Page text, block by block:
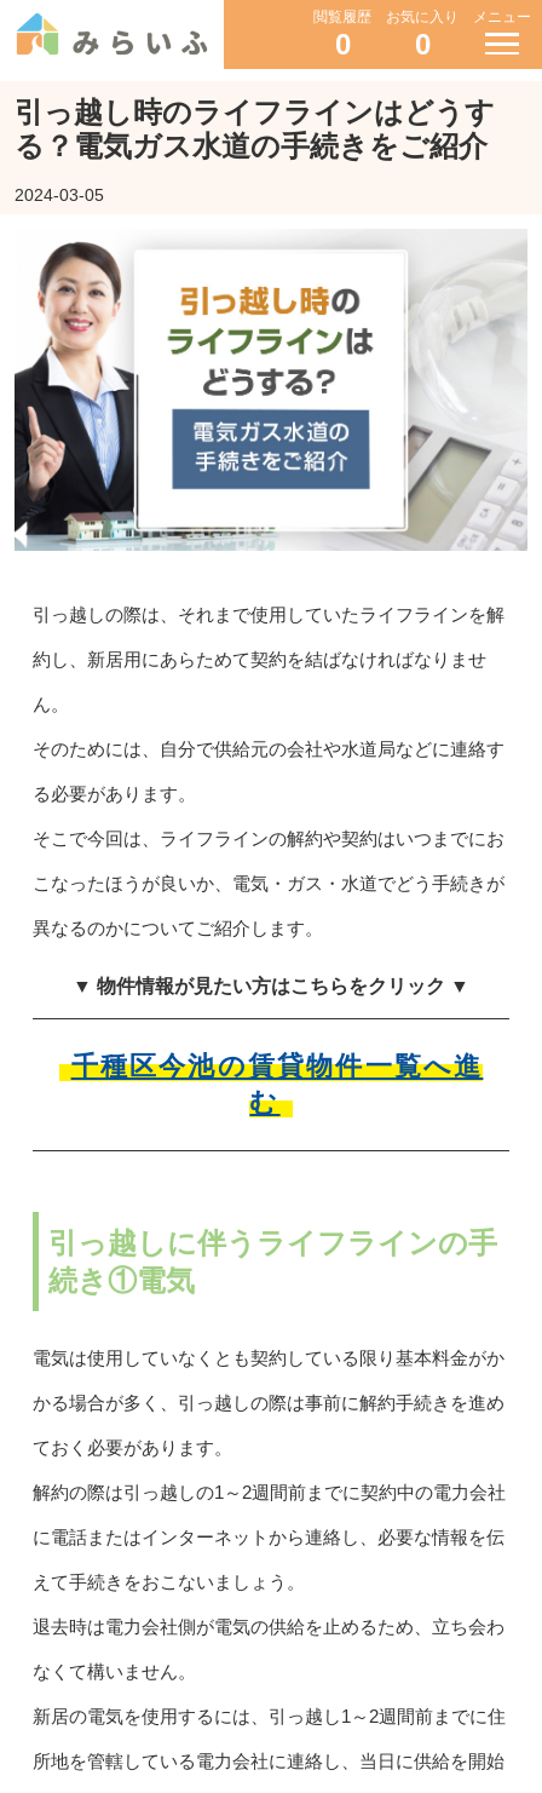
閲覧履歴
0
お気に入り
0
メニュー
引っ越し時のライフラインはどうす
る？電気ガス水道の手続きをご紹介
2024-03-05
引っ越しの際は、それまで使用していたライフラインを解
約し、新居用にあらためて契約を結ばなければなりませ
ん。
そのためには、自分で供給元の会社や水道局などに連絡す
る必要があります。
そこで今回は、ライフラインの解約や契約はいつまでにお
こなったほうが良いか、電気・ガス・水道でどう手続きが
異なるのかについてご紹介します。
▼ 物件情報が見たい方はこちらをクリック ▼
千種区今池の賃貸物件一覧へ進
む
引っ越しに伴うライフラインの手
続き①電気
電気は使用していなくとも契約している限り基本料金がか
かる場合が多く、引っ越しの際は事前に解約手続きを進め
ておく必要があります。
解約の際は引っ越しの1～2週間前までに契約中の電力会社
に電話またはインターネットから連絡し、必要な情報を伝
えて手続きをおこないましょう。
退去時は電力会社側が電気の供給を止めるため、立ち会わ
なくて構いません。
新居の電気を使用するには、引っ越し1～2週間前までに住
所地を管轄している電力会社に連絡し、当日に供給を開始